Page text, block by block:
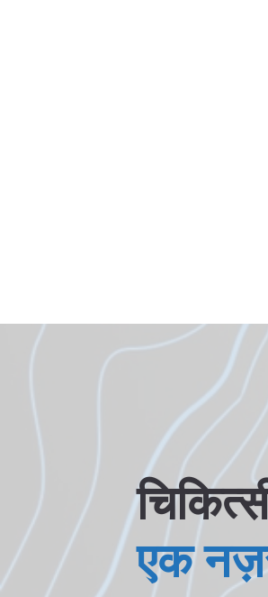
एक